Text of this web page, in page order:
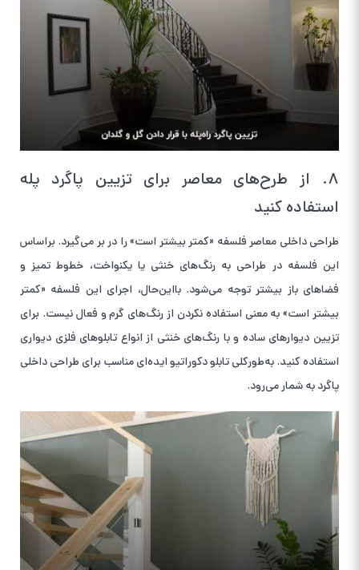
۸. از طرح‌های معاصر برای تزیین پاگرد پله
استفاده کنید
طراحی داخلی معاصر فلسفه «کمتر بیشتر است» را در بر می‌گیرد. براساس
این فلسفه در طراحی به رنگ‌های خنثی یا یکنواخت، خطوط تمیز و
فضاهای باز بیشتر توجه می‌شود. با‌این‌حال، اجرای این فلسفه «کمتر
بیشتر است» به معنی استفاده نکردن از رنگ‌های گرم و فعال نیست. برای
تزیین دیوارهای ساده و با رنگ‌های خنثی از انواع تابلوهای فلزی دیواری
استفاده کنید. به‌طورکلی تابلو دکوراتیو ایده‌ای مناسب برای طراحی داخلی
پاگرد به شمار می‌رود.